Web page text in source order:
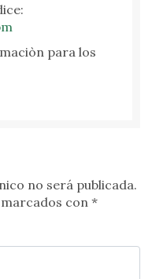
para los
no será publicada.
con *